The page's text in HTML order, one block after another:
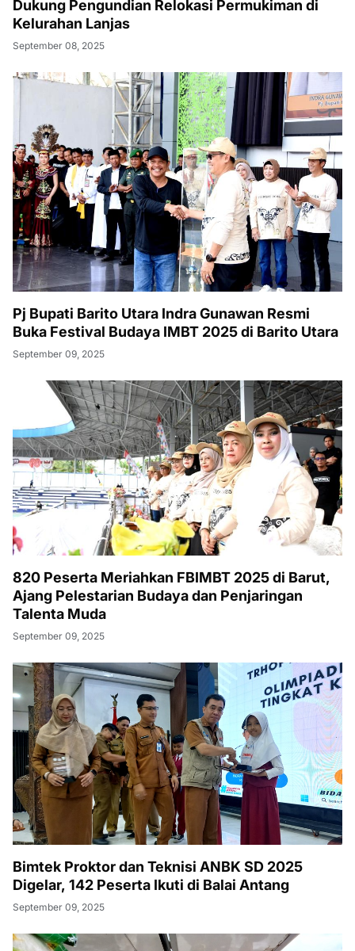
Dukung Pengundian Relokasi Permukiman di
Kelurahan Lanjas
September 08, 2025
Pj Bupati Barito Utara Indra Gunawan Resmi
Buka Festival Budaya IMBT 2025 di Barito Utara
September 09, 2025
820 Peserta Meriahkan FBIMBT 2025 di Barut,
Ajang Pelestarian Budaya dan Penjaringan
Talenta Muda
September 09, 2025
Bimtek Proktor dan Teknisi ANBK SD 2025
Digelar, 142 Peserta Ikuti di Balai Antang
September 09, 2025